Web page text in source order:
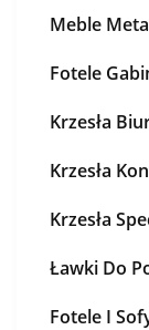
Meble
Fotele
Krzesła
Krzesła
Krzesła
Ławki Do
Fotele I